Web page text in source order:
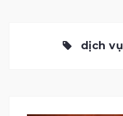
dịch